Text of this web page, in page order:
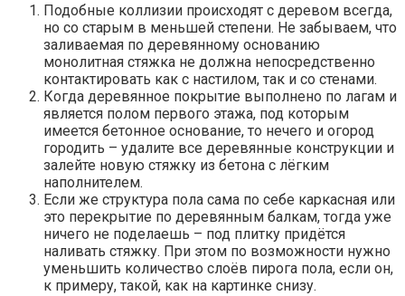
Подобные коллизии происходят с деревом всегда,
но со старым в меньшей степени. Не забываем, что
заливаемая по деревянному основанию
монолитная стяжка не должна непосредственно
контактировать как с настилом, так и со стенами.
Когда деревянное покрытие выполнено по лагам и
является полом первого этажа, под которым
имеется бетонное основание, то нечего и огород
городить – удалите все деревянные конструкции и
залейте новую стяжку из бетона с лёгким
наполнителем.
Если же структура пола сама по себе каркасная или
это перекрытие по деревянным балкам, тогда уже
ничего не поделаешь – под плитку придётся
наливать стяжку. При этом по возможности нужно
уменьшить количество слоёв пирога пола, если он,
к примеру, такой, как на картинке снизу.